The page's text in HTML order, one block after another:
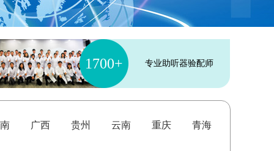
1700+ 专业助听器验配师
广西 贵州 云南 重庆 青海